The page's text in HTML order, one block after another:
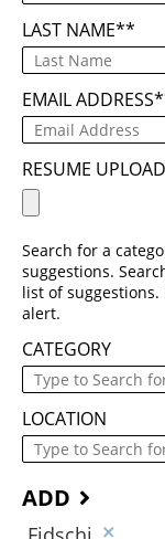
LAST NAME*
EMAIL ADDRESS*
RESUME UPLOAD
Search for a
suggestions.
list of suggestions.
alert.
CATEGORY
LOCATION
ADD